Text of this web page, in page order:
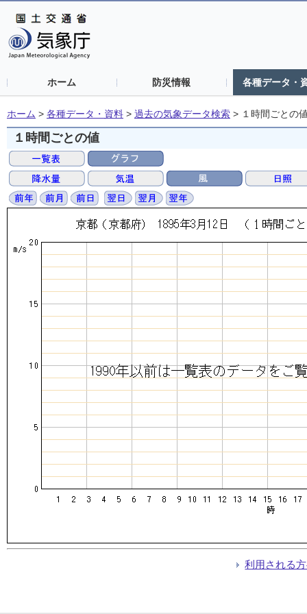
ホーム 防災情報 各種データ・
ホーム > 各種データ・資料 > 過去の気象データ検索 > １時間ごとの
１時間ごとの値
利用される